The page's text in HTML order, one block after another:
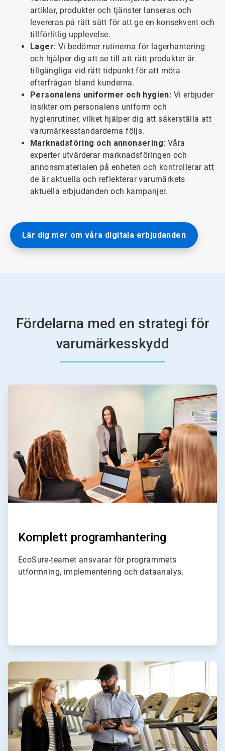
artiklar, produkter och tjänster lanseras och
levereras på rätt sätt för att ge en konsekvent och
tillförlitlig upplevelse.
Lager: Vi bedömer rutinerna för lagerhantering
och hjälper dig att se till att rätt produkter är
tillgängliga vid rätt tidpunkt för att möta
efterfrågan bland kunderna.
Personalens uniformer och hygien: Vi erbjuder
insikter om personalens uniform och
hygienrutiner, vilket hjälper dig att säkerställa att
varumärkesstandarderna följs.
Marknadsföring och annonsering: Våra
experter utvärderar marknadsföringen och
annonsmaterialen på enheten och kontrollerar att
de är aktuella och reflekterar varumärkets
aktuella erbjudanden och kampanjer.
Lär dig mer om våra digitala erbjudanden
Fördelarna med en strategi för
varumärkesskydd
ArticleTile
Komplett programhantering
EcoSure-teamet ansvarar för programmets
utformning, implementering och dataanalys.
ArticleTile
för
4